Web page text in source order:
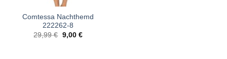
Comtessa Nachthemd
222262-8
29,99€ Ursprünglicher
Preis
9,00 €Aktueller